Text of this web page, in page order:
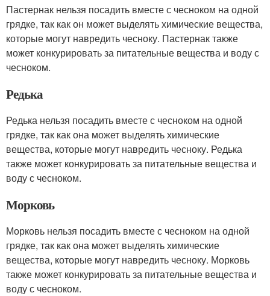
Пастернак нельзя посадить вместе с чесноком на одной
грядке, так как он может выделять химические вещества,
которые могут навредить чесноку. Пастернак также
может конкурировать за питательные вещества и воду с
чесноком.
Редька
Редька нельзя посадить вместе с чесноком на одной
грядке, так как она может выделять химические
вещества, которые могут навредить чесноку. Редька
также может конкурировать за питательные вещества и
воду с чесноком.
Морковь
Морковь нельзя посадить вместе с чесноком на одной
грядке, так как она может выделять химические
вещества, которые могут навредить чесноку. Морковь
также может конкурировать за питательные вещества и
воду с чесноком.